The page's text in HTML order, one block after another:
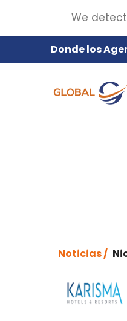
Donde los
Noticias /
We